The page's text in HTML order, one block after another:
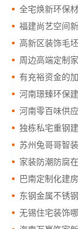
有充裕资金的
家装防潮防腐